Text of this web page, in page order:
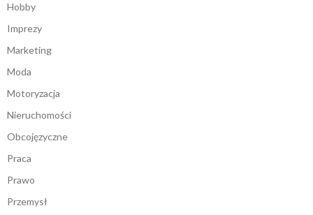
Hobby
Imprezy
Marketing
Moda
Motoryzacja
Nieruchomości
Obcojęzyczne
Praca
Prawo
Przemysł